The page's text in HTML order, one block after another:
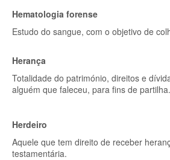
Hematologia forense
Estudo do sangue, com o objetivo de
Herança
Totalidade do património, direitos e
alguém que faleceu, para fins de partilha.
Herdeiro
Aquele que tem direito de receber
testamentária.